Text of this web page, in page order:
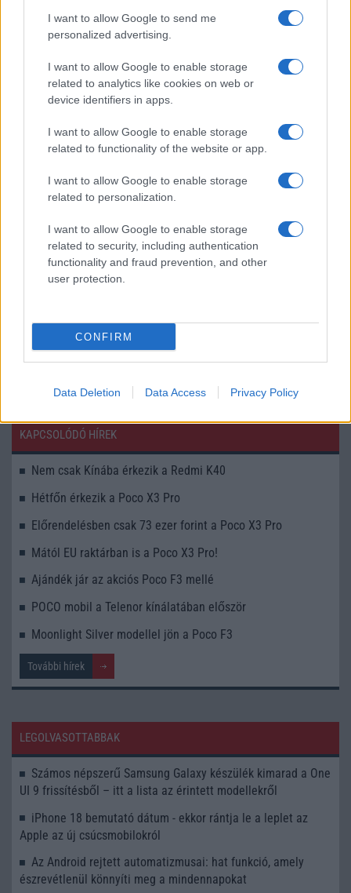
I want to allow Google to send me
personalized advertising.
I want to allow Google to enable storage
related to analytics like cookies on web or
device identifiers in apps.
I want to allow Google to enable storage
related to functionality of the website or app.
I want to allow Google to enable storage
related to personalization.
I want to allow Google to enable storage
related to security, including authentication
functionality and fraud prevention, and other
user protection.
CONFIRM
Data Deletion Data Access Privacy Policy
Tud mindent mint a drágább társai, mégis tizedannyiba
kerül.
Fotókon a Xiaomi Mi 10 Pro
A Xiaomi 2020-as csúcskategóriás mobilja több képen is
Szörnyeteg: 6.4 colos lehet az új Xiaomi
Max
2016.04.18
| GSM Arena
KAPCSOLÓDÓ HÍREK
Nem csak Kínába érkezik a Redmi K40
Hétfőn érkezik a Poco X3 Pro
Előrendelésben csak 73 ezer forint a Poco X3 Pro
Mától EU raktárban is a Poco X3 Pro!
Ajándék jár az akciós Poco F3 mellé
POCO mobil a Telenor kínálatában először
Moonlight Silver modellel jön a Poco F3
További hírek
LEGOLVASOTTABBAK
Számos népszerű Samsung Galaxy készülék kimarad a One
UI 9 frissítésből – itt a lista az érintett modellekről
iPhone 18 bemutató dátum - ekkor rántja le a leplet az
Apple az új csúcsmobilokról
Az Android rejtett automatizmusai: hat funkció, amely
észrevétlenül könnyíti meg a mindennapokat